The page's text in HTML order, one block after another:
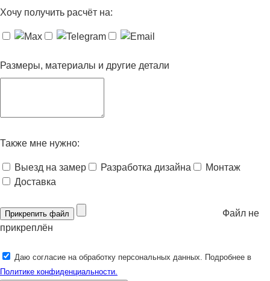
Хочу получить расчёт на:
Размеры, материалы и другие детали
Также мне нужно:
Выезд на замер Разработка дизайна
Монтаж
Доставка
Прикрепить файл
Файл не
прикреплён
Даю согласие на обработку персональных данных. Подробнее в
Политике конфиденциальности.